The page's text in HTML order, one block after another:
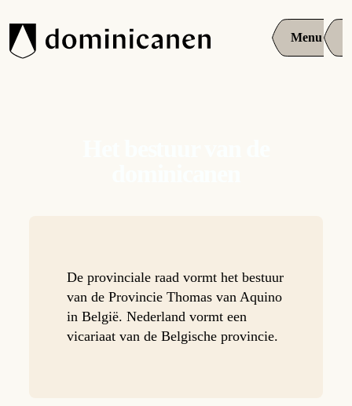
Menu
De provinciale raad vormt het bestuur
van de Provincie Thomas van Aquino
in België. Nederland vormt een
vicariaat van de Belgische provincie.